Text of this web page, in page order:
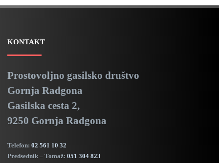
KONTAKT
Prostovoljno gasilsko društvo
Gornja Radgona
Gasilska cesta 2,
9250 Gornja Radgona
Telefon: 02 561 10 32
Predsednik – Tomaž: 051 304 823